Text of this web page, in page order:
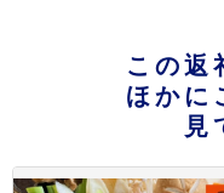
この返
ほかに
見